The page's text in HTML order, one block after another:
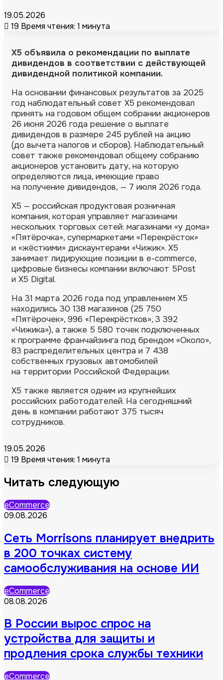
19.05.2026
19 Время чтения: 1 минута
X5 объявила о рекомендации по выплате
дивидендов в соответствии с действующей
дивидендной политикой компании.
На основании финансовых результатов за 2025
год наблюдательный совет X5 рекомендовал
принять на годовом общем собрании акционеров
26 июня 2026 года решение о выплате
дивидендов в размере 245 рублей на акцию
(до вычета налогов и сборов). Наблюдательный
совет также рекомендовал общему собранию
акционеров установить дату, на которую
определяются лица, имеющие право
на получение дивидендов, — 7 июля 2026 года.
X5 — российская продуктовая розничная
компания, которая управляет магазинами
нескольких торговых сетей: магазинами «у дома»
«Пятёрочка», супермаркетами «Перекрёсток»
и «жёсткими» дискаунтерами «Чижик». X5
занимает лидирующие позиции в e-commerce,
цифровые бизнесы компании включают 5Post
и X5 Digital.
На 31 марта 2026 года под управлением X5
находились 30 138 магазинов (25 750
«Пятёрочек», 996 «Перекрёстков», 3 392
«Чижика»), а также 5 580 точек подключенных
к программе франчайзинга под брендом «Около»,
83 распределительных центра и 7 438
собственных грузовых автомобилей
на территории Российской Федерации.
X5 также является одним из крупнейших
российских работодателей. На сегодняшний
день в компании работают 375 тысяч
сотрудников.
19.05.2026
19 Время чтения: 1 минута
Читать следующую
eCommerce
09.08.2026
Сеть Morrisons планирует внедрить
в 200 точках систему
самообслуживания на основе ИИ
eCommerce
08.08.2026
В России вырос спрос на
устройства для защиты и
продления срока службы техники
eCommerce